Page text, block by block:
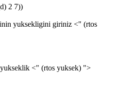
2 7))
yuksekligini giriniz <" (rtos
<" (rtos yuksek) ">